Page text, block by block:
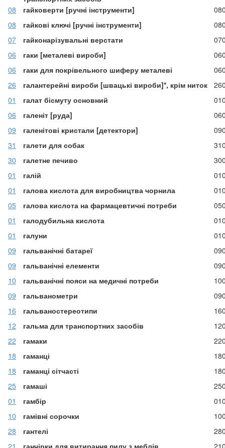
08 гайковерти [ручні інструменти]
08
гайкові ключі [ручні інструменти]
07
гайконарізувальні верстати
06
гаки [металеві вироби]
06
гаки для покрівельного шиферу металеві
26
галантерейні вироби [швацькі вироби]*, крім ниток
01
галат бісмуту основний
06
галеніт [руда]
09
галенітові кристали [детектори]
31
галети для собак
30
галетне печиво
01
галій
01
галова кислота для виробництва чорнила
05
галова кислота на фармацевтичні потреби
01
галодубильна кислота
01
галуни
09
гальванічні батареї
09
гальванічні елементи
10
гальванічні пояси на медичні потреби
09
гальванометри
16
гальваностереотипи
12
гальма для транспортних засобів
22
гамаки
18
гаманці
18
гаманці сітчасті
25
гамаші
01
гамбір
10
гамівні сорочки
28
гантелі
21
ганчірки для витирання пилу з меблів